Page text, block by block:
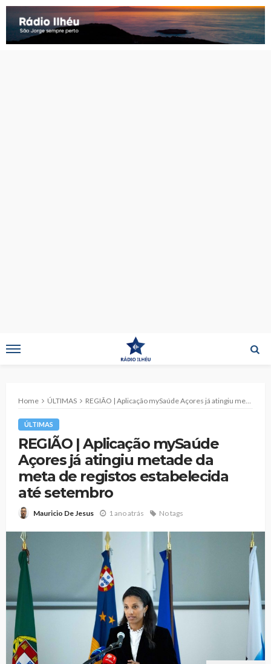
Home ÚLTIMAS REGIÃO | Aplicação mySaúde Açores já atingiu metade da meta de registos estabelecida até setembro
ÚLTIMAS
REGIÃO | Aplicação mySaúde
Açores já atingiu metade da
meta de registos estabelecida
até setembro
Mauricio De Jesus 1 ano atrás No tags